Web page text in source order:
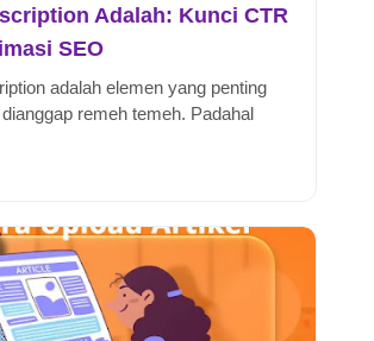
Adalah: Kunci CTR
SEO
adalah elemen yang penting
remeh temeh. Padahal